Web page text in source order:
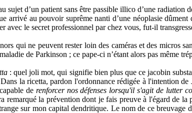
d’un patient sans être passible illico d’une
au pouvoir suprême nanti d’une néoplasie
avec le secret professionnel par chez vous, fut-il
qui ne peuvent rester loin des caméras et des micros
de Parkinson ; ce pape-ci n’étant alors pas même
: quel joli mot, qui signifie bien plus que ce jacobin
la ricetta, pardon l'ordonnance rédigée à l'intention
de renforcer nos défenses lorsqu'il s'agit de lutter
la prévention dont je fais preuve à l'égard de
sur mon capital dendritique. Le nom de ce breuvage